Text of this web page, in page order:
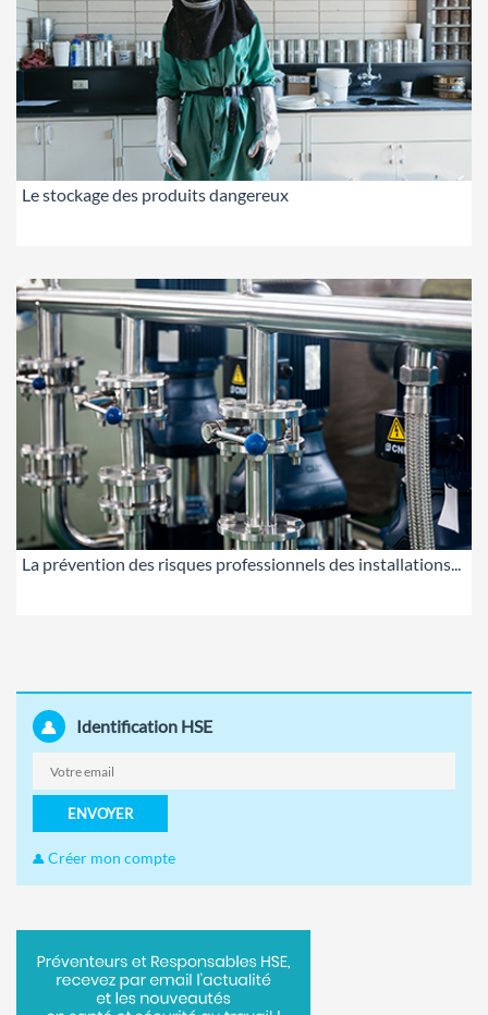
Le stockage des produits dangereux
La prévention des risques professionnels des installations...
Identification HSE
ENVOYER
Créer mon compte